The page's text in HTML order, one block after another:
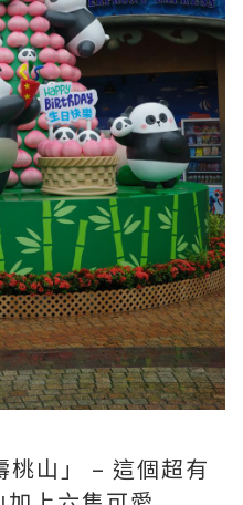
山」 – 這個超有